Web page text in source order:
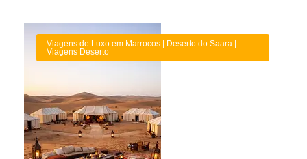
Viagens de Luxo em Marrocos | Deserto do Saara |
Viagens Deserto